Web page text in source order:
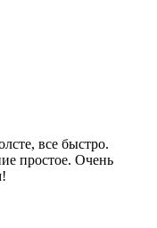
все быстро.
простое. Очень